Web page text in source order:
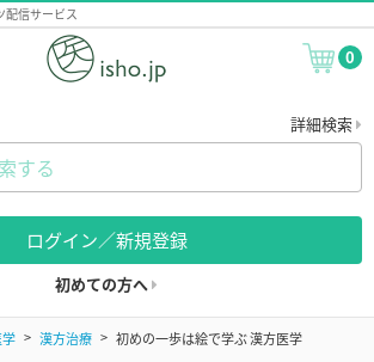
配信サービス
0
詳細検索
ログイン／新規登録
初めての方へ
漢方治療 初めの一歩は絵で学ぶ 漢方医学